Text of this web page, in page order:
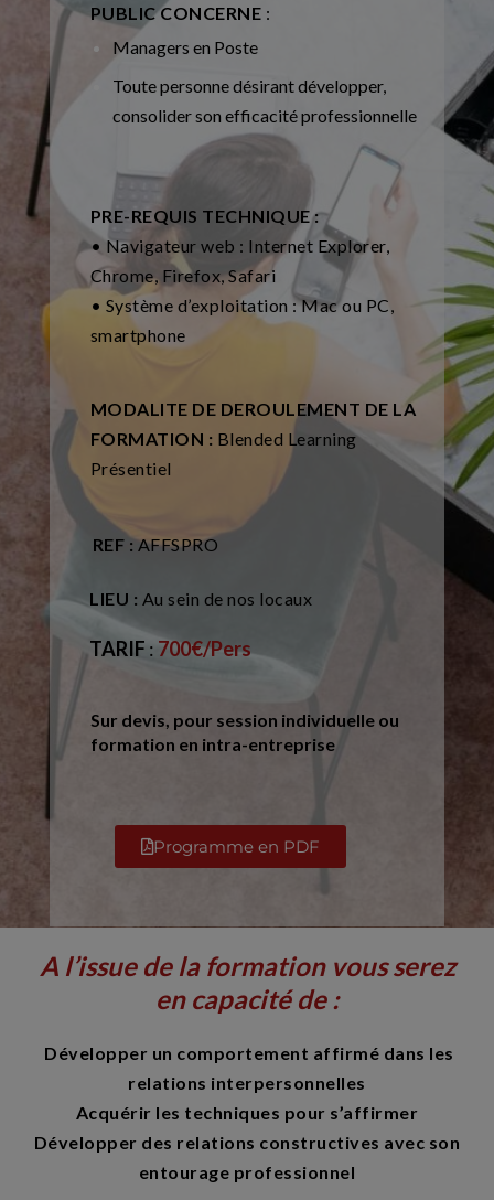
PUBLIC CONCERNE :
Managers en Poste
Toute personne désirant développer,
consolider son efficacité professionnelle
PRE-REQUIS TECHNIQUE :
• Navigateur web : Internet Explorer,
Chrome, Firefox, Safari
• Système d’exploitation : Mac ou PC,
smartphone
MODALITE DE DEROULEMENT DE LA
FORMATION : Blended Learning
Présentiel
REF :AFFSPRO
LIEU : Au sein de nos locaux
TARIF : 700€/Pers
Sur devis, pour session individuelle ou
formation en intra-entreprise
Programme en PDF
A l’issue de la formation vous serez
en capacité de :
Développer un comportement affirmé dans les
relations interpersonnelles
Acquérir les techniques pour s’affirmer
Développer des relations constructives avec son
entourage professionnel